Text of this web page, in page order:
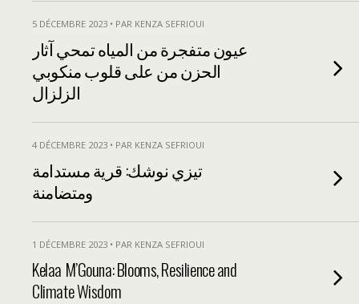
5 DÉCEMBRE 2023 • PAR KENZA SEFRIOUI
عيون متفجرة من المياه تمحي آثار
الحزن من على قلوب منكوبي
الزلزال
4 DÉCEMBRE 2023 • PAR KENZA SEFRIOUI
تيزي نوشك: قرية مستدامة
ومتضامنة
1 DÉCEMBRE 2023 • PAR KENZA SEFRIOUI
Kelaa M’Gouna: Blooms, Resilience and
Climate Wisdom